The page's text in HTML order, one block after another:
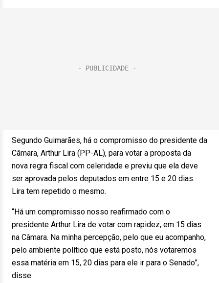
Segundo Guimarães, há o compromisso do presidente da
Câmara, Arthur Lira (PP-AL), para votar a proposta da
nova regra fiscal com celeridade e previu que ela deve
ser aprovada pelos deputados em entre 15 e 20 dias.
Lira tem repetido o mesmo.
“Há um compromisso nosso reafirmado com o
presidente Arthur Lira de votar com rapidez, em 15 dias
na Câmara. Na minha percepção, pelo que eu acompanho,
pelo ambiente político que está posto, nós votaremos
essa matéria em 15, 20 dias para ele ir para o Senado”,
disse.